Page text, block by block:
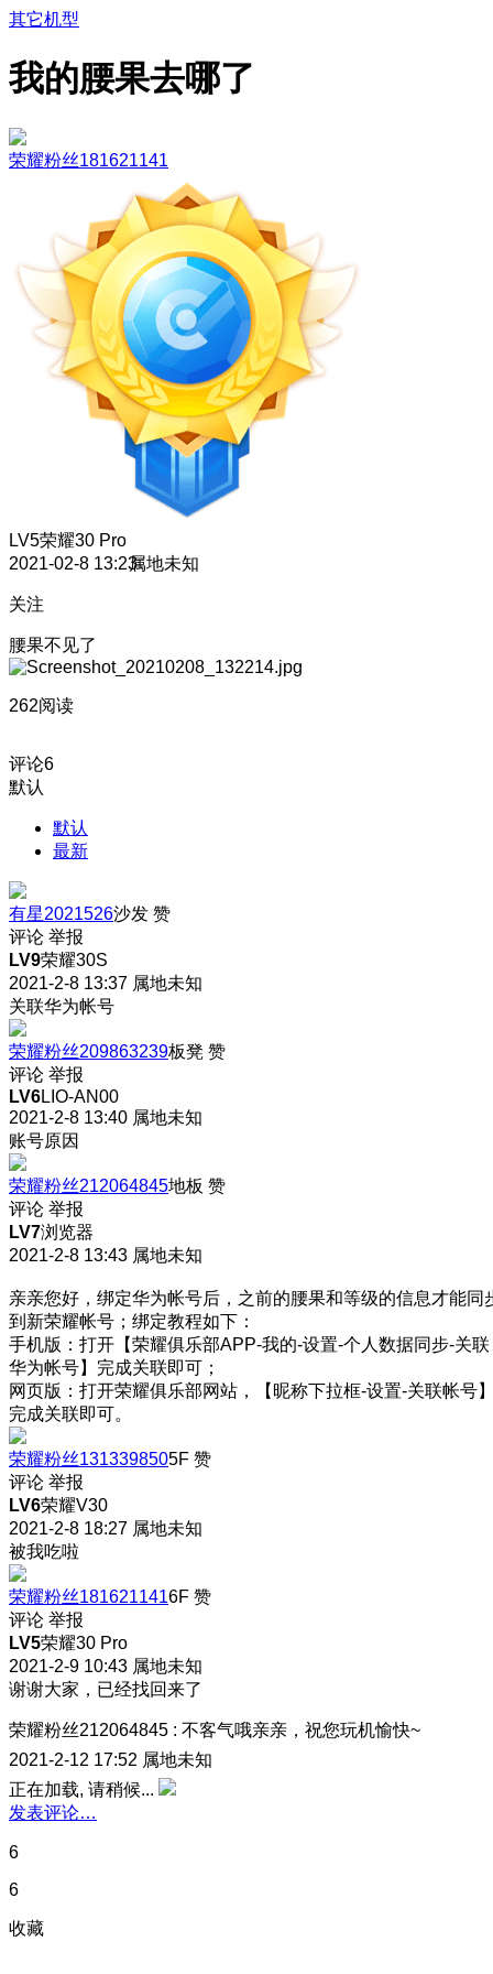
其它机型
我的腰果去哪了
荣耀粉丝181621141
LV5荣耀30 Pro
2021-02-8 13:23属地未知
关注
腰果不见了
262阅读
评论6
默认
默认
最新
有星2021526沙发 赞
评论 举报
LV9荣耀30S
2021-2-8 13:37 属地未知
关联华为帐号
荣耀粉丝209863239板凳 赞
评论 举报
LV6LIO-AN00
2021-2-8 13:40 属地未知
账号原因
荣耀粉丝212064845地板 赞
评论 举报
LV7浏览器
2021-2-8 13:43 属地未知
亲亲您好，绑定华为帐号后，之前的腰果和等级的信息才能同
到新荣耀帐号；绑定教程如下：
手机版：打开【荣耀俱乐部APP-我的-设置-个人数据同步-关联
华为帐号】完成关联即可；
网页版：打开荣耀俱乐部网站，【昵称下拉框-设置-关联帐号
完成关联即可。
荣耀粉丝1313398505F 赞
评论 举报
LV6荣耀V30
2021-2-8 18:27 属地未知
被我吃啦
荣耀粉丝1816211416F 赞
评论 举报
LV5荣耀30 Pro
2021-2-9 10:43 属地未知
谢谢大家，已经找回来了
荣耀粉丝212064845 : 不客气哦亲亲，祝您玩机愉快~
2021-2-12 17:52 属地未知
正在加载, 请稍候...
发表评论…
6
6
收藏